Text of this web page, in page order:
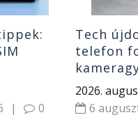
bank
| 0
Tech
telefon
klipszes
olcsó
2026.
6